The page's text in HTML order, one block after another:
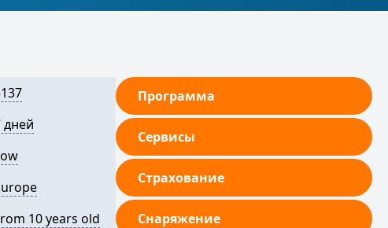
дней
10 years old
Программа
Сервисы
Страхование
Снаряжение